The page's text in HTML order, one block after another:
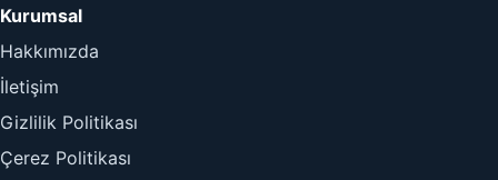
Kurumsal
Hakkımızda
İletişim
Gizlilik Politikası
Çerez Politikası